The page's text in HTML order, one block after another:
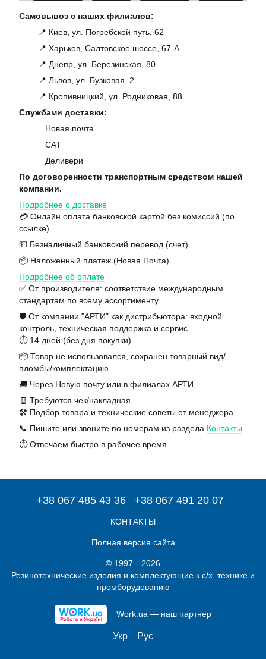
Самовывоз с наших филиалов:
📍 Киев, ул. Погребской путь, 62
📍 Харьков, Салтовское шоссе, 67-А
📍 Днепр, ул. Березинская, 80
📍 Львов, ул. Бузковая, 2
📍 Кропивницкий, ул. Родниковая, 88
Службами доставки:
Новая почта
САТ
Деливери
По договоренности транспортным средством нашей
компании.
Подробнее о доставке
💳 Онлайн оплата банковской картой без комиссий (по
ссылке)
💵 Безналичный банковский перевод (счет)
📦 Наложенный платеж (Новая Почта)
Подробнее об оплате
✅ От производителя: соответствие международным
стандартам по всему ассортименту
🛡️ От компании "АРТИ" как дистрибьютора: входной
контроль, техническая поддержка и сервис
⏱️ 14 дней (без дня покупки)
📦 Товар не использовался, сохранен товарный вид/
пломбы/комплектацию
🚚 Через Новую почту или в филиалах АРТИ
🧾 Требуются чек/накладная
🛠️ Подбор товара и технические советы от менеджера
📞 Пишите или звоните по номерам из раздела Контакты
⏱️ Отвечаем быстро в рабочее время
+38 067 485 43 36 +38 067 491 20 07
КОНТАКТЫ
Полная версия сайта
© 1997—2026
Резинотехнические изделия и комплектующие к с/х. технике и
промборудованию
Work.ua — наш партнер
Укр Рус